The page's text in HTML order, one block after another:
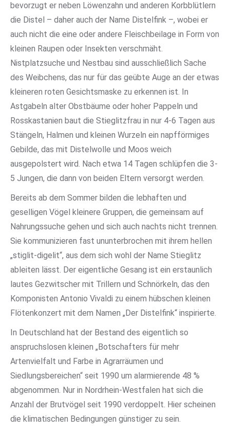
bevorzugt er neben Löwenzahn und anderen Korbblütlern
die Distel – daher auch der Name Distelfink –, wobei er
auch nicht die eine oder andere Fleischbeilage in Form von
kleinen Raupen oder Insekten verschmäht.
Nistplatzsuche und Nestbau sind ausschließlich Sache
des Weibchens, das nur für das geübte Auge an der etwas
kleineren roten Gesichtsmaske zu erkennen ist. In
Astgabeln alter Obstbäume oder hoher Pappeln und
Rosskastanien baut die Stieglitzfrau in nur 4-6 Tagen aus
Stängeln, Halmen und kleinen Wurzeln ein napfförmiges
Gebilde, das mit Distelwolle und Moos weich
ausgepolstert wird. Nach etwa 14 Tagen schlüpfen die 3-
5 Jungen, die dann von beiden Eltern versorgt werden.
Bereits ab dem Sommer bilden die lebhaften und
geselligen Vögel kleinere Gruppen, die gemeinsam auf
Nahrungssuche gehen und sich auch nachts nicht trennen.
Sie kommunizieren fast ununterbrochen mit ihrem hellen
„stiglit-digelit“, aus dem sich wohl der Name Stieglitz
ableiten lässt. Der eigentliche Gesang ist ein erstaunlich
lautes Gezwitscher mit Trillern und Schnörkeln, das den
Komponisten Antonio Vivaldi zu einem hübschen kleinen
Flötenkonzert mit dem Namen „Der Distelfink“ inspirierte.
In Deutschland hat der Bestand des eigentlich so
anspruchslosen kleinen „Botschafters für mehr
Artenvielfalt und Farbe in Agrarräumen und
Siedlungsbereichen“ seit 1990 um alarmierende 48 %
abgenommen. Nur in Nordrhein-Westfalen hat sich die
Anzahl der Brutvögel seit 1990 verdoppelt. Hier scheinen
die klimatischen Bedingungen günstiger zu sein.